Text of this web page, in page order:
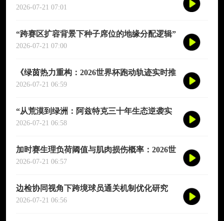
戏、利益交换与投票策略
2026-07-21 07:01
“跨赛区扩容背景下种子席位的地缘分配逻辑”
2026-07-21 07:00
《绿茵热力重构：2026世界杯跑动轨迹实时推
演图谱》
2026-07-21 06:59
“从荒漠到绿洲：阿兹特克三十年生态逆袭实
录”
2026-07-21 06:58
加时赛生理负荷阈值与肌肉损伤概率：2026世
界杯多维度预测模型
2026-07-21 06:57
边检协同视角下跨境球员通关机制优化研究
——以2026年联合世界杯为场景
2026-07-21 06:56